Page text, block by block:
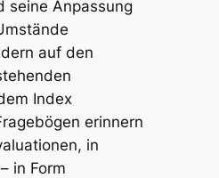
seine Anpassung
auf den
Index
erinnern
in
in Form